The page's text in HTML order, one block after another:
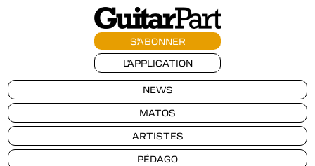
S'ABONNER
L'APPLICATION
NEWS
MATOS
ARTISTES
PÉDAGO